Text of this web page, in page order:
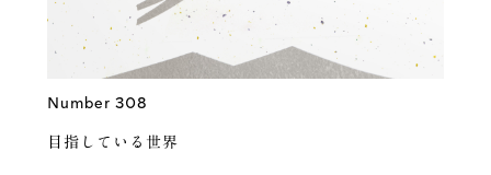
Number 308
目指している世界